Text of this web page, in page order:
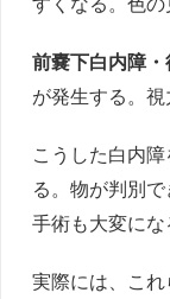
前嚢下白内障
が発生する。視
こうした白内
る。物が判別
手術も大変にな
実際には、こ